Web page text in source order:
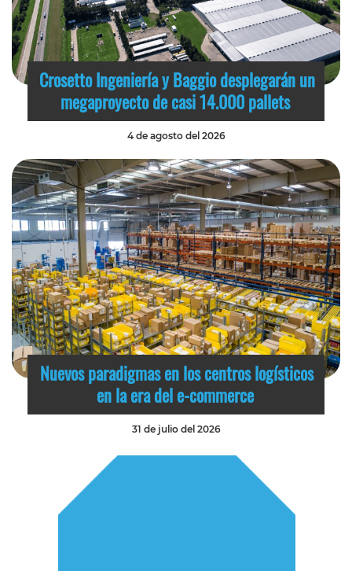
Crosetto Ingeniería y Baggio desplegarán un
megaproyecto de casi 14.000 pallets
4 de agosto del 2026
Nuevos paradigmas en los centros logísticos
en la era del e-commerce
31 de julio del 2026